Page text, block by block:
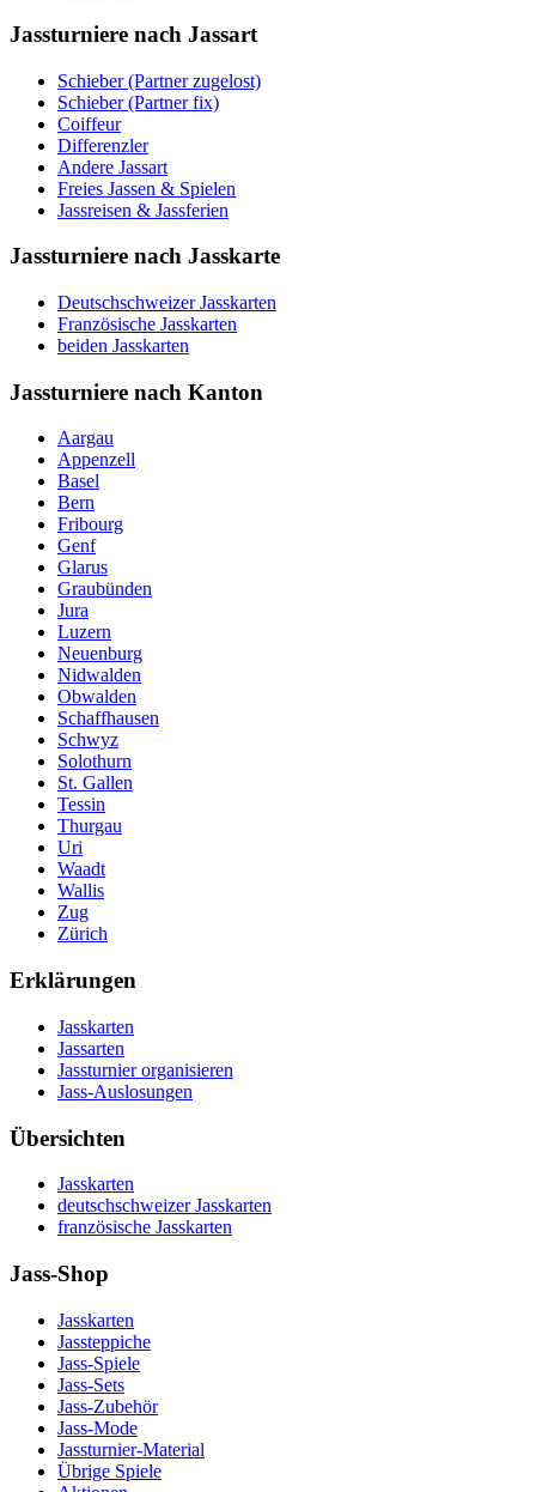
Jassturniere nach Jassart
Schieber (Partner zugelost)
Schieber (Partner fix)
Coiffeur
Differenzler
Andere Jassart
Freies Jassen & Spielen
Jassreisen & Jassferien
Jassturniere nach Jasskarte
Deutschschweizer Jasskarten
Französische Jasskarten
beiden Jasskarten
Jassturniere nach Kanton
Aargau
Appenzell
Basel
Bern
Fribourg
Genf
Glarus
Graubünden
Jura
Luzern
Neuenburg
Nidwalden
Obwalden
Schaffhausen
Schwyz
Solothurn
St. Gallen
Tessin
Thurgau
Uri
Waadt
Wallis
Zug
Zürich
Erklärungen
Jasskarten
Jassarten
Jassturnier organisieren
Jass-Auslosungen
Übersichten
Jasskarten
deutschschweizer Jasskarten
französische Jasskarten
Jass-Shop
Jasskarten
Jassteppiche
Jass-Spiele
Jass-Sets
Jass-Zubehör
Jass-Mode
Jassturnier-Material
Übrige Spiele